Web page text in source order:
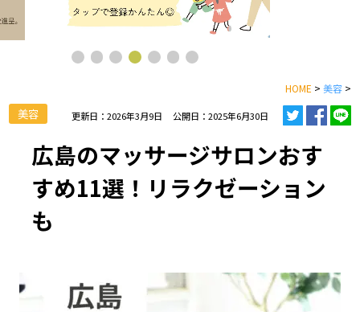
HOME > 美容>
美容 更新日：2026年3月9日 公開日：2025年6月30日
広島のマッサージサロンおす
すめ11選！リラクゼーション
も